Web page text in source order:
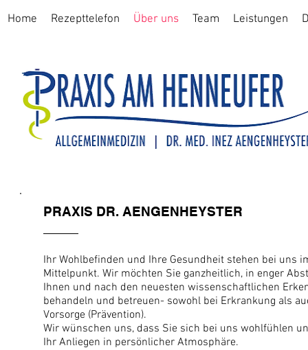
Home Rezepttelefon Über uns Team Leistungen
PRAXIS DR. AENGENHEYSTER
Ihr Wohlbefinden und Ihre Gesundheit stehen bei uns
Mittelpunkt. Wir möchten Sie ganzheitlich, in enger
Ihnen und nach den neuesten wissenschaftlichen
behandeln und betreuen- sowohl bei Erkrankung als
Vorsorge (Prävention).
Wir wünschen uns, dass Sie sich bei uns wohlfühlen
Ihr Anliegen in persönlicher Atmosphäre.